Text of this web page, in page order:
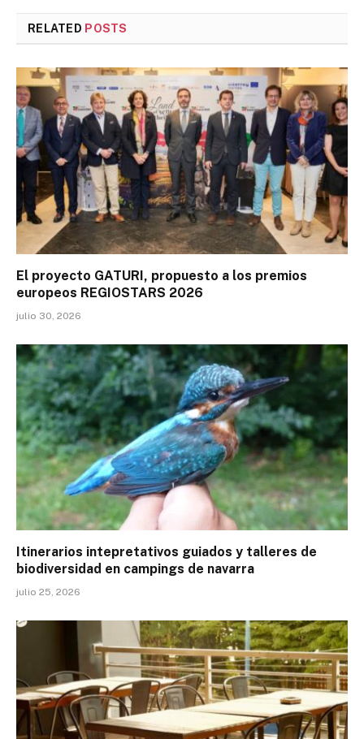
RELATED POSTS
El proyecto GATURI, propuesto a los premios
europeos REGIOSTARS 2026
julio 30, 2026
Itinerarios intepretativos guiados y talleres de
biodiversidad en campings de navarra
julio 25, 2026